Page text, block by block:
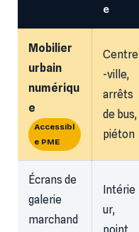
e
Mobilier
urbain
numériqu
e
Accessibl
e PME
Centre
-ville,
arrêts
de bus,
piéton
Écrans de
galerie
marchand
Intérie
ur,